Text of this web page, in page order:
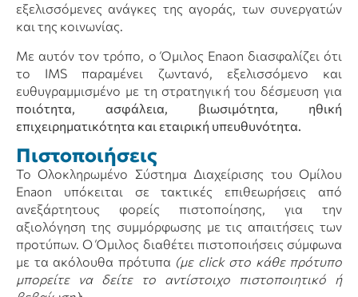
εξελισσόμενες ανάγκες της αγοράς, των συνεργατών
και της κοινωνίας.
Με αυτόν τον τρόπο, ο Όμιλος Enaon διασφαλίζει ότι
το IMS παραμένει ζωντανό, εξελισσόμενο και
ευθυγραμμισμένο με τη στρατηγική του δέσμευση για
ποιότητα, ασφάλεια, βιωσιμότητα, ηθική
επιχειρηματικότητα και εταιρική υπευθυνότητα
Πιστοποιήσεις
Το Ολοκληρωμένο Σύστημα Διαχείρισης του Ομίλου
Enaon υπόκειται σε τακτικές επιθεωρήσεις από
ανεξάρτητους φορείς πιστοποίησης, για την
αξιολόγηση της συμμόρφωσης με τις απαιτήσεις των
προτύπων. Ο Όμιλος διαθέτει πιστοποιήσεις σύμφωνα
με τα ακόλουθα πρότυπα (με clickστο κάθε πρότυπο
μπορείτε να δείτε το αντίστοιχο πιστοποιητικό ή